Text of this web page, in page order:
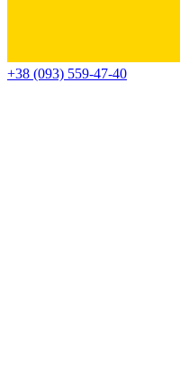
+38 (093) 559-47-40